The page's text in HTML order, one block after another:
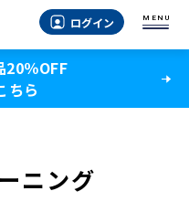
ログイン MENU
20％OFF
ちら
ニング